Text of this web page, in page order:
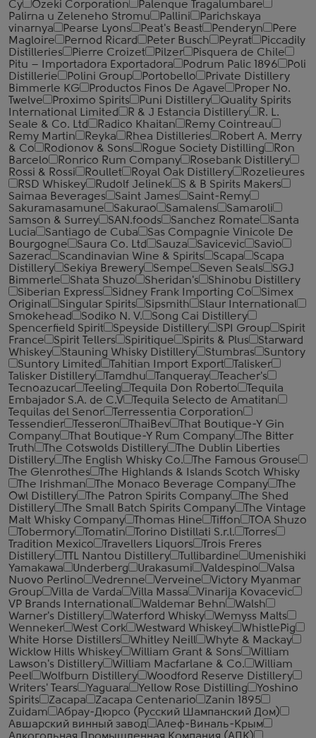
Cy
Ozeki Corporation
Palenque Tragalumbare
Palirna u Zeleneho Stromu
Pallini
Parichskaya
vinarnya
Pearse Lyons Peat's Beast Penderyn
Pere
Magloire
Pernod Ricard Peter Busch Peyrat
Piccadily
Distilleries
Pierre Croizet Pilzer
Pisquera de Chile
Pitu – Importadora Exportadora
Podrum Palic 1896
Poli
Distillerie
Polini Group Portobello
Private Distillery
Bimmerle KG
Productos Finos De Agave
Proper No.
Twelve
Proximo Spirits Puni Distillery
Quality Spirits
International Limited
R & J Estancia Distillery
R. L.
Seale & Co. Ltd
Radico Khaitan
Remy Cointreau
Remy Martin
Reyka Rhea Distilleries
Robert A. Merry
& Co
Rodionov & Sons Rogue Society Distilling
Ron
Barcelo
Ronrico Rum Company
Rosebank Distillery
Rossi & Rossi
Roullet Royal Oak Distillery
Rozelieures
RSD Whiskey
Rudolf Jelinek
S & B Spirits Makers
Saimaa Beverages
Saint James
Saint-Remy
Sakuramasamune
Sakurao Samalens
Samaroli
Samson & Surrey
SAN.foods Sanchez Romate
Santa
Lucia
Santiago de Cuba
Sas Compagnie Vinicole De
Bourgogne
Saura Co. Ltd Sauza Savicevic
Savio
Sazerac
Scandinavian Wine & Spirits Scapa
Scapa
Distillery
Sekiya Brewery Sempe Seven Seals
SGJ
Bimmerle
Shata Shuzo Sheridan's
Shinobu Distillery
Siberian Express
Sidney Frank Importing Co
Simex
Original
Singular Spirits Sipsmith
Slaur International
Smokehead
Sodiko N. V.
Song Cai Distillery
Spencerfield Spirit
Speyside Distillery SPI Group
Spirit
France
Spirit Tellers Spiritique Spirits & Plus
Starward
Whiskey
Stauning Whisky Distillery Stumbras
Suntory
Suntory Limited
Tahitian Import Export
Talisker
Talisker Distillery
Tamdhu Tanqueray
Teacher's
Tecnoazucar
Teeling Tequila Don Roberto
Tequila
Embajador S.A. de C.V
Tequila Selecto de Amatitan
Tequilas del Senor
Terressentia Corporation
Tessendier
Tesseron ThaiBev
That Boutique-Y Gin
Company
That Boutique-Y Rum Company
The Bitter
Truth
The Cotswolds Distillery
The Dublin Liberties
Distillery
The English Whisky Co.
The Famous Grouse
The Glenrothes
The Highlands & Islands Scotch Whisky
The Irishman
The Monaco Beverage Company
The
Owl Distillery
The Patron Spirits Company
The Shed
Distillery
The Small Batch Spirits Company
The Vintage
Malt Whisky Company
Thomas Hine Tiffon
TOA Shuzo
Tobermory
Tomatin Torino Distillati S.r.l.
Torres
Tradition Mexico
Travellers Liquors
Trois Freres
Distillery
TTL Nantou Distillery Tullibardine
Umenishiki
Yamakawa
Underberg Urakasumi Valdespino
Valsa
Nuovo Perlino
Vedrenne Verveine
Victory Myanmar
Group
Villa de Varda Villa Massa
Vinarija Kovacevic
VP Brands International
Waldemar Behn
Walsh
Warner's Distillery
Waterford Whisky
Wemyss Malts
Wenneker
West Cork Westward Whiskey
WhistlePig
White Horse Distillers
Whitley Neill
Whyte & Mackay
Wicklow Hills Whiskey
William Grant & Sons
William
Lawson's Distillery
William Macfarlane & Co.
William
Peel
Wolfburn Distillery
Woodford Reserve Distillery
Writers' Tears
Yaguara Yellow Rose Distilling
Yoshino
Spirits
Zacapa Zacapa Centenario
Zanin 1895
Zuidam
Абрау-Дюрсо (Русский Шампанский Дом)
Авшарский винный завод
Алеф-Виналь-Крым